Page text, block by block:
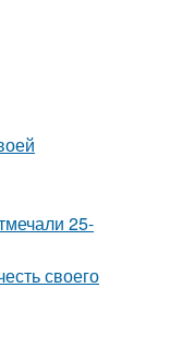
25-
своего